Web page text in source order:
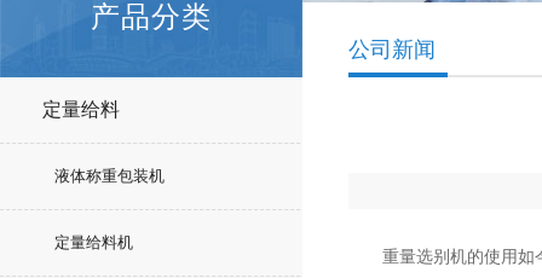
产品分类
定量给料
液体称重包装机
定量给料机
公司新闻
重量选别机的使用如今